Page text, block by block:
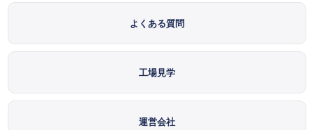
よくある質問
工場見学
運営会社